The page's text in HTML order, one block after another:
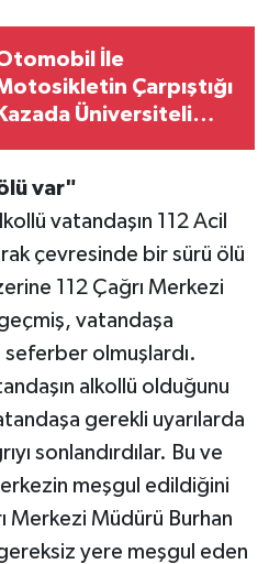
İle
Çarpıştığı
Kazada Üniversiteli
var"
vatandaşın 112 Acil
çevresinde bir sürü ölü
112 Çağrı Merkezi
vatandaşa
seferber olmuşlardı.
alkollü olduğunu
gerekli uyarılarda
sonlandırdılar. Bu ve
meşgul edildiğini
Merkezi Müdürü Burhan
yere meşgul eden